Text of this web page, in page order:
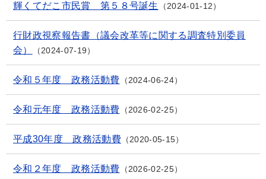
輝くてだこ市民賞 第５８号誕生 2024-01-12
行財政視察報告書（議会改革等に関する調査特別委員
会）
2024-07-19
令和５年度 政務活動費 2024-06-24
令和元年度 政務活動費 2026-02-25
平成30年度 政務活動費 2020-05-15
令和２年度 政務活動費 2026-02-25